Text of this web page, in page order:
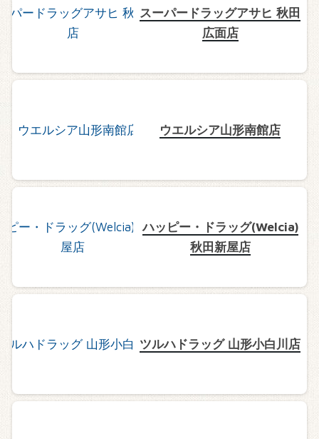
スーパードラッグアサヒ 秋田
広面店
ウエルシア山形南館店
ハッピー・ドラッグ(Welcia)
秋田新屋店
ツルハドラッグ 山形小白川店